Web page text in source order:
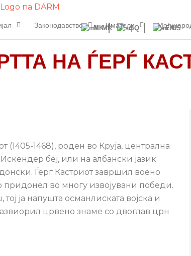
MK SQ EN
Законодавство Иматели
НА ЃЕРЃ
1468), роден во Круја, централна
беј, или на албански јазик
Ѓерг Кастриот завршил воено
придонел во многу извојувани победи.
ја напушта османлиската војска и
црвено знаме со двоглав црн